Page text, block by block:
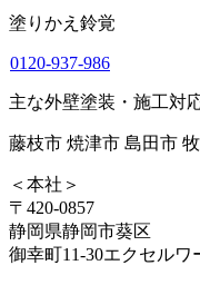
塗りかえ鈴覚
0120-937-986
主な外壁塗装・施工対
藤枝市 焼津市 島田市
＜本社＞
〒420-0857
静岡県静岡市葵区
御幸町11-30エクセルワ